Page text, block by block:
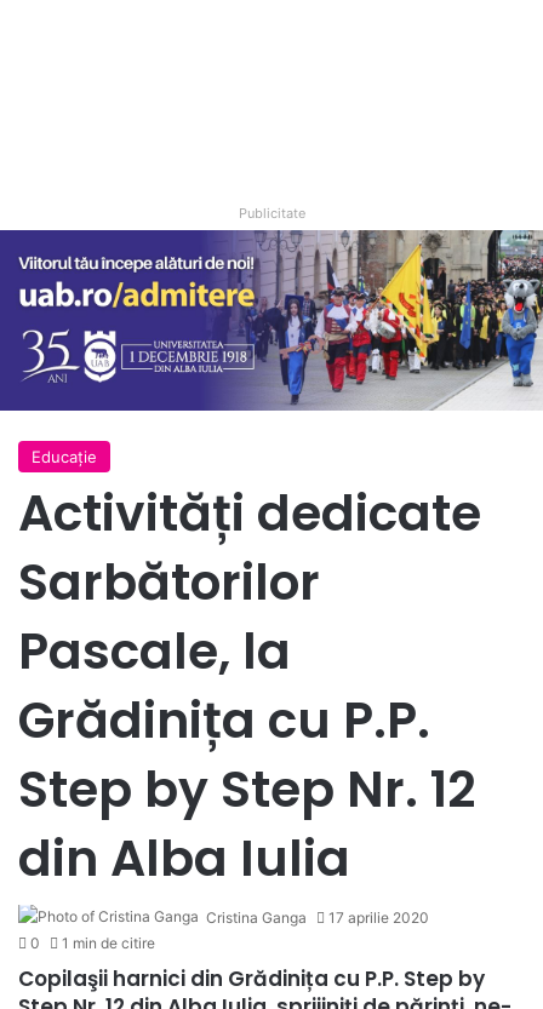
Publicitate
Educație
Activități dedicate
Sarbătorilor
Pascale, la
Grădinița cu P.P.
Step by Step Nr. 12
din Alba Iulia
Cristina Ganga
17 aprilie 2020
0
1 min de citire
Copilaşii harnici din Grădinița cu P.P. Step by